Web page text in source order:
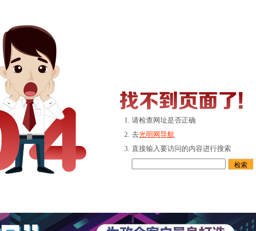
请检查网址是否正确
去光明网导航
直接输入要访问的内容进行搜索